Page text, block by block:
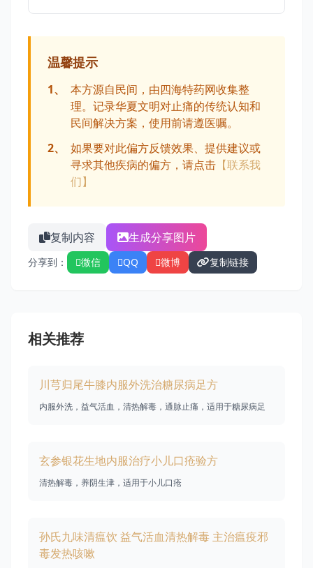
温馨提示
1、
本方源自民间，由四海特药网收集整
理。记录华夏文明对止痛的传统认知和
民间解决方案，使用前请遵医嘱。
2、
如果要对此偏方反馈效果、提供建议或
寻求其他疾病的偏方，请点击 【联系我
们】
复制内容 生成分享图片
分享到： 微信 QQ 微博 复制链接
相关推荐
川芎归尾牛膝内服外洗治糖尿病足方
内服外洗，益气活血，清热解毒，通脉止痛，适用于糖尿病足
玄参银花生地内服治疗小儿口疮验方
清热解毒，养阴生津，适用于小儿口疮
孙氏九味清瘟饮 益气活血清热解毒 主治瘟疫邪
毒发热咳嗽